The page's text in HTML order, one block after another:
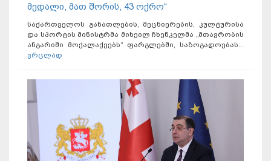
მედალი, მათ შორის, 43 ოქრო“
საქართველოს განათლების, მეცნიერების, კულტურისა
და სპორტის მინისტრმა მიხეილ ჩხენკელმა „მთავრობის
ანგარიში მოქალაქეებს“ ფარგლებში, საზოგადოებას...
ვრცლად